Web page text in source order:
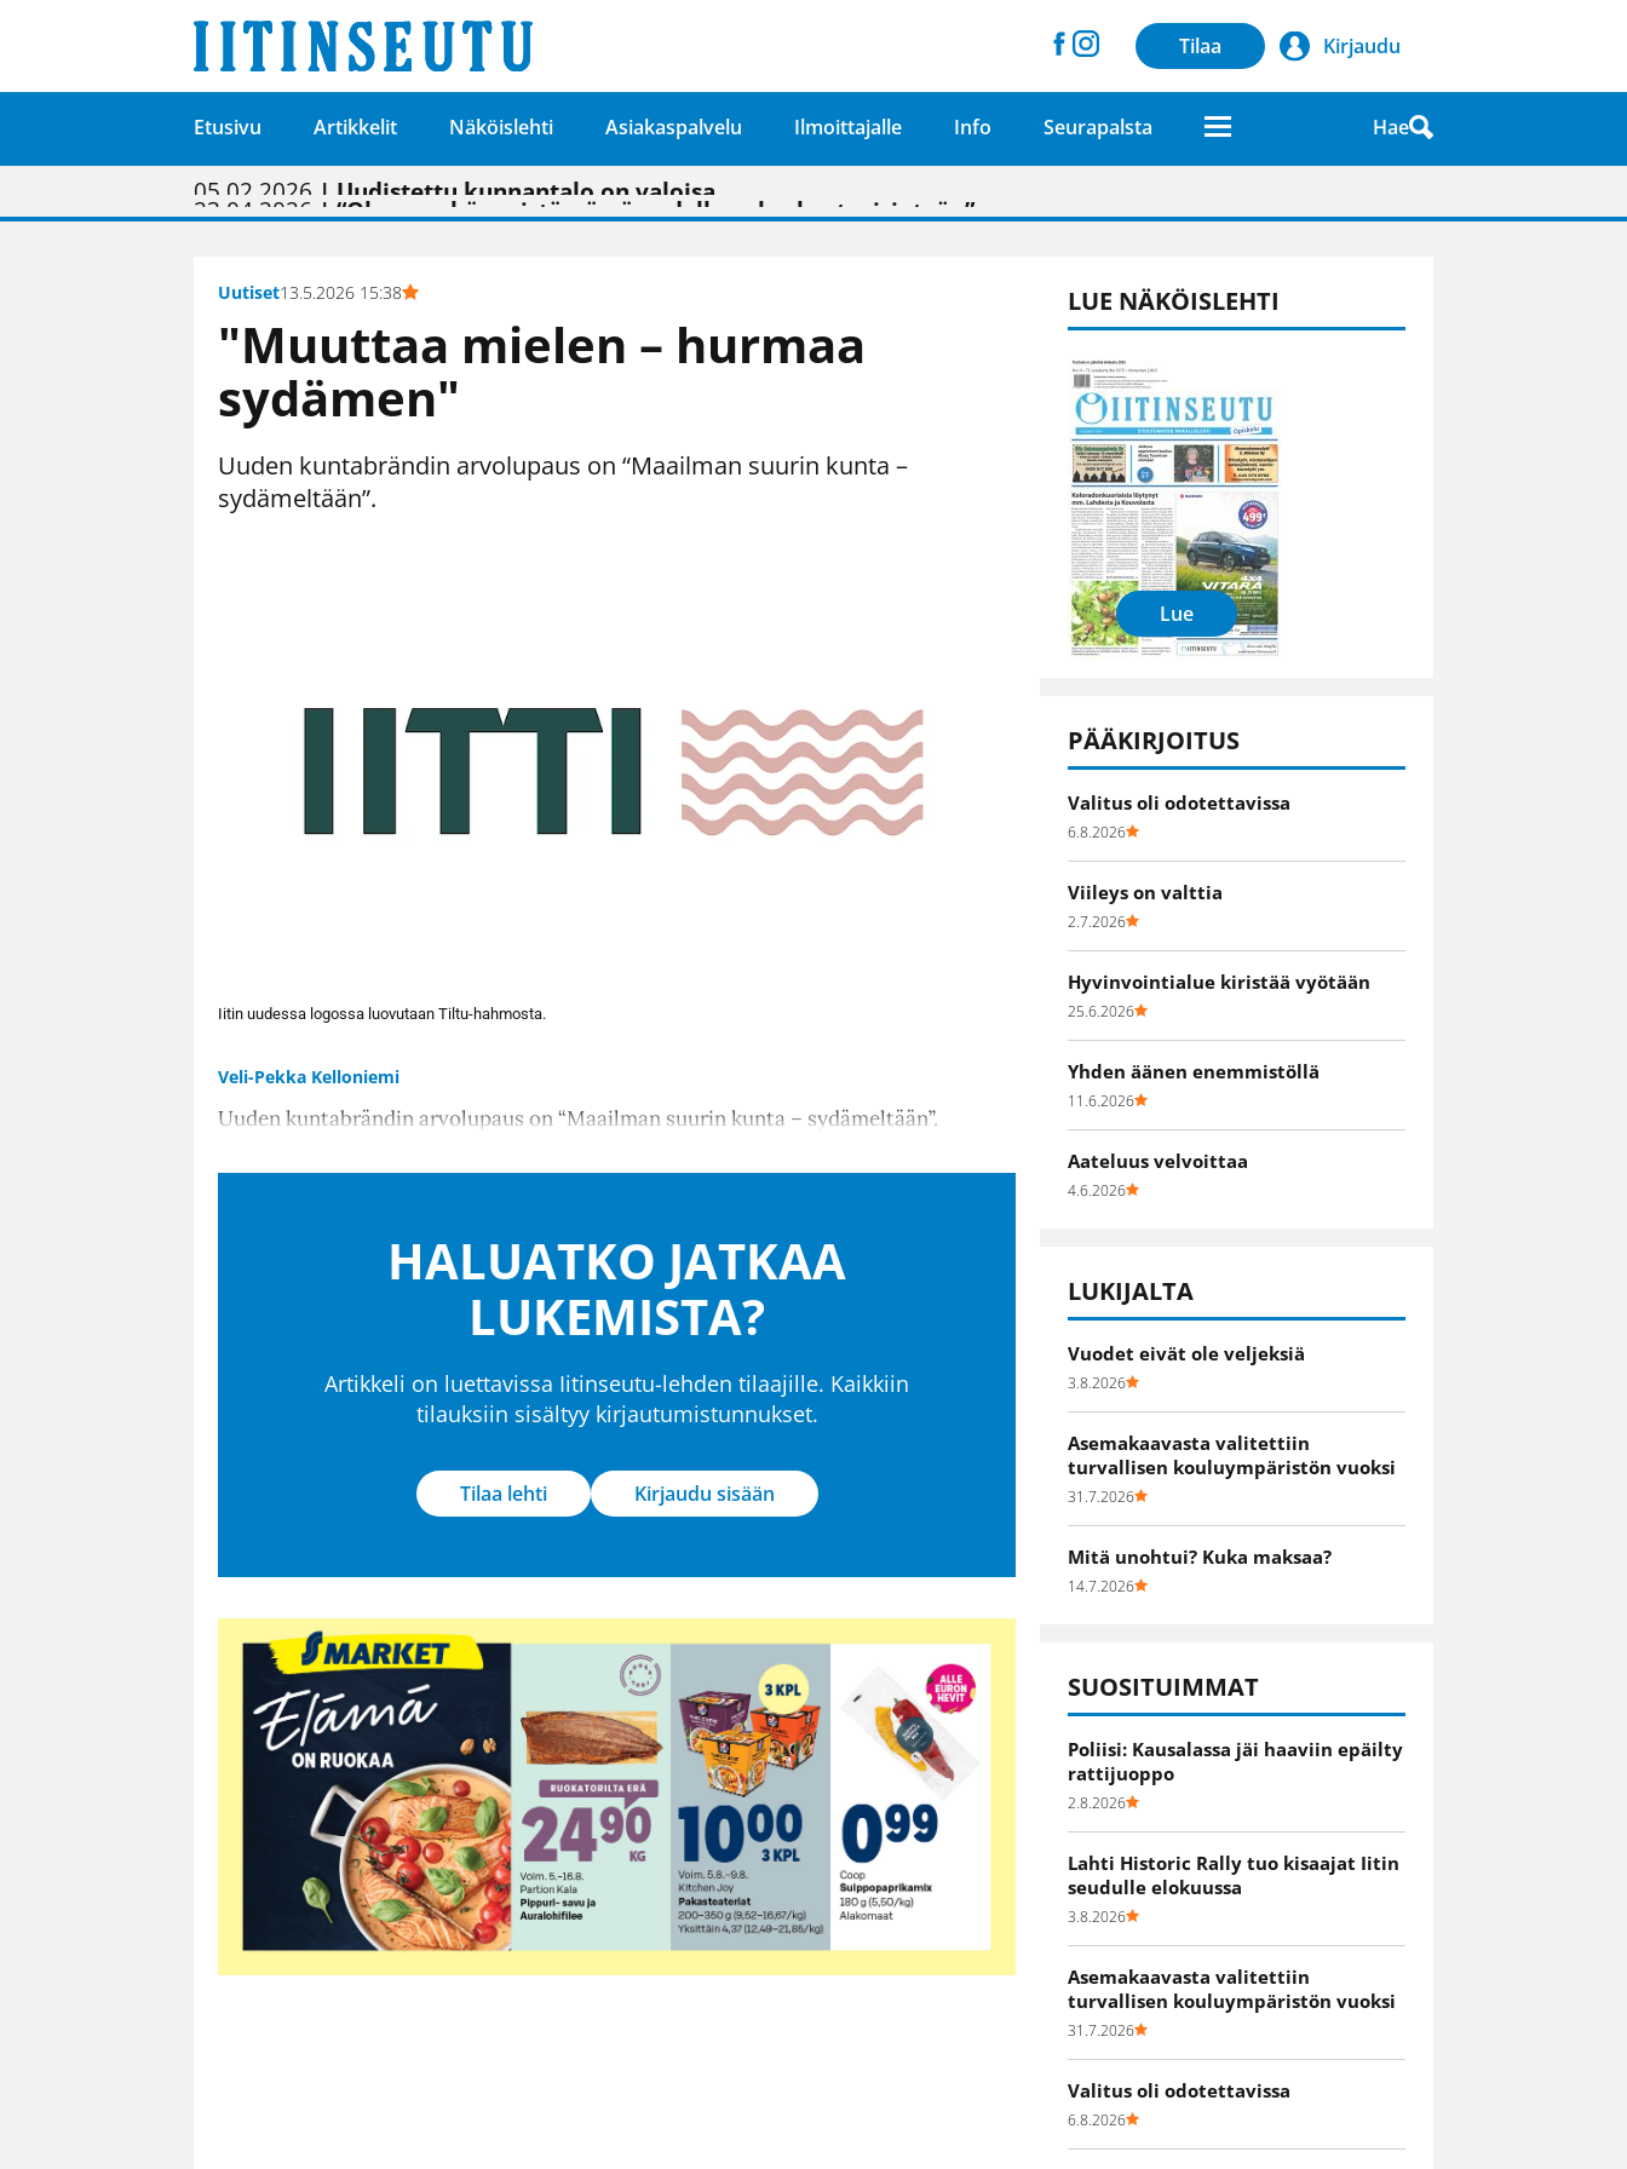
Tilaa Kirjaudu
Etusivu Artikkelit Näköislehti Asiakaspalvelu Ilmoittajalle Info Seurapalsta Hae
01.02.2026 | Painon vaihtumisen pitäisi näkyä hieman parempana painojäljen laatuna lehdessä
05.02.2026 | Uudistettu kunnantalo on valoisa
23.04.2026 | “Olemme käynnistämässä uudelleen keskustavisiotyön”
09.05.2026| "Maalla on totuttu elämään omavaraisemmin kuin kaupungissa"
Uutiset13.5.2026 15:38
"Muuttaa mielen – hurmaa
sydämen"
Uuden kuntabrändin arvolupaus on “Maailman suurin kunta –
sydämeltään”.
Iitin uudessa logossa luovutaan Tiltu-hahmosta.
Veli-Pekka Kelloniemi
Uuden kuntabrändin arvolupaus on “Maailman suurin kunta – sydämeltään”.
HALUATKO JATKAA
LUKEMISTA?
Artikkeli on luettavissa Iitinseutu-lehden tilaajille. Kaikkiin
tilauksiin sisältyy kirjautumistunnukset.
Tilaa lehti Kirjaudu sisään
LUE NÄKÖISLEHTI
Lue
PÄÄKIRJOITUS
Valitus oli odotettavissa
6.8.2026
Viileys on valttia
2.7.2026
Hyvinvointialue kiristää vyötään
25.6.2026
Yhden äänen enemmistöllä
11.6.2026
Aateluus velvoittaa
4.6.2026
LUKIJALTA
Vuodet eivät ole veljeksiä
3.8.2026
Asemakaavasta valitettiin
turvallisen kouluympäristön vuoksi
31.7.2026
Mitä unohtui? Kuka maksaa?
14.7.2026
SUOSITUIMMAT
Poliisi: Kausalassa jäi haaviin epäilty
rattijuoppo
2.8.2026
Lahti Historic Rally tuo kisaajat Iitin
seudulle elokuussa
3.8.2026
Asemakaavasta valitettiin
turvallisen kouluympäristön vuoksi
31.7.2026
Valitus oli odotettavissa
6.8.2026